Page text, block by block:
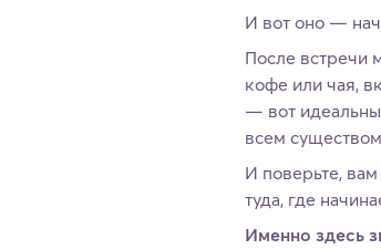
И вот оно —
После встречи
кофе или чая,
— вот
всем
И поверьте,
туда, где
Именно здесь